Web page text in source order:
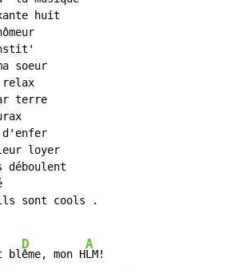
huit
soeur
relax
terre
loyer
déboulent
sont cools .
bl
D
ême, mon H
A
LM!